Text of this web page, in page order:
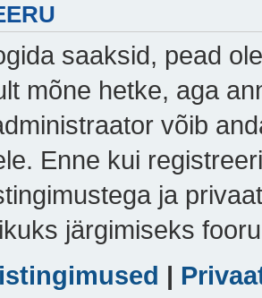
saaksid, pead
mõne hetke, aga
võib
Enne kui
ja
järgimiseks
|